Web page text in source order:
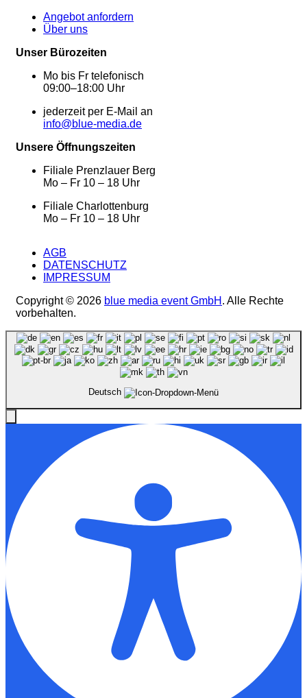
Angebot anfordern
Über uns
Unser Bürozeiten
Mo bis Fr telefonisch
09:00–18:00 Uhr
jederzeit per E-Mail an
info@blue-media.de
Unsere Öffnungszeiten
Filiale Prenzlauer Berg
Mo – Fr 10 – 18 Uhr
Filiale Charlottenburg
Mo – Fr 10 – 18 Uhr
AGB
DATENSCHUTZ
IMPRESSUM
Copyright © 2026 blue media event GmbH . Alle Rechte
vorbehalten.
Deutsch